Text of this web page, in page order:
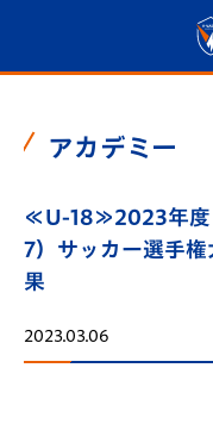
アカデミー
≪U-18≫2023年度
7）サッカー選手
果
2023.03.06